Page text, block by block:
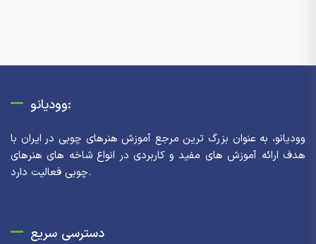
وودیانو:
وودیانو، به عنوان بزرگ ترین مرجع آموزش هنرهای چوبی در ایران با
هدف ارائه آموزش های مفید و کاربردی در انواع شاخه های هنرهای
چوبی فعالیت دارد.
دسترسی سریع